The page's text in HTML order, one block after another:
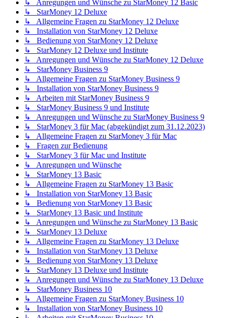
↳ Anregungen und Wünsche zu StarMoney 12 Basic
↳ StarMoney 12 Deluxe
↳ Allgemeine Fragen zu StarMoney 12 Deluxe
↳ Installation von StarMoney 12 Deluxe
↳ Bedienung von StarMoney 12 Deluxe
↳ StarMoney 12 Deluxe und Institute
↳ Anregungen und Wünsche zu StarMoney 12 Deluxe
↳ StarMoney Business 9
↳ Allgemeine Fragen zu StarMoney Business 9
↳ Installation von StarMoney Business 9
↳ Arbeiten mit StarMoney Business 9
↳ StarMoney Business 9 und Institute
↳ Anregungen und Wünsche zu StarMoney Business 9
↳ StarMoney 3 für Mac (abgekündigt zum 31.12.2023)
↳ Allgemeine Fragen zu StarMoney 3 für Mac
↳ Fragen zur Bedienung
↳ StarMoney 3 für Mac und Institute
↳ Anregungen und Wünsche
↳ StarMoney 13 Basic
↳ Allgemeine Fragen zu StarMoney 13 Basic
↳ Installation von StarMoney 13 Basic
↳ Bedienung von StarMoney 13 Basic
↳ StarMoney 13 Basic und Institute
↳ Anregungen und Wünsche zu StarMoney 13 Basic
↳ StarMoney 13 Deluxe
↳ Allgemeine Fragen zu StarMoney 13 Deluxe
↳ Installation von StarMoney 13 Deluxe
↳ Bedienung von StarMoney 13 Deluxe
↳ StarMoney 13 Deluxe und Institute
↳ Anregungen und Wünsche zu StarMoney 13 Deluxe
↳ StarMoney Business 10
↳ Allgemeine Fragen zu StarMoney Business 10
↳ Installation von StarMoney Business 10